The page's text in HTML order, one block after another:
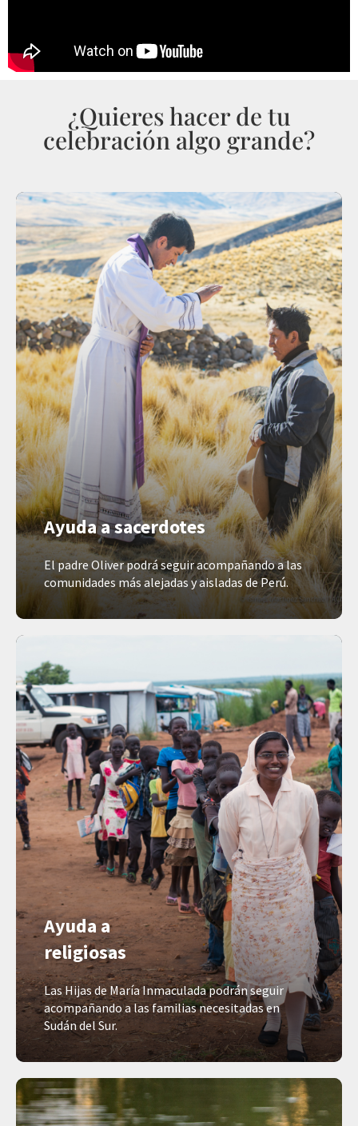
¿Quieres hacer de tu
celebración algo grande?
Ayuda a sacerdotes
El padre Oliver podrá seguir acompañando a las
comunidades más alejadas y aisladas de Perú.
Ayuda a
religiosas
Las Hijas de María Inmaculada podrán seguir
acompañando a las familias necesitadas en
Sudán del Sur.